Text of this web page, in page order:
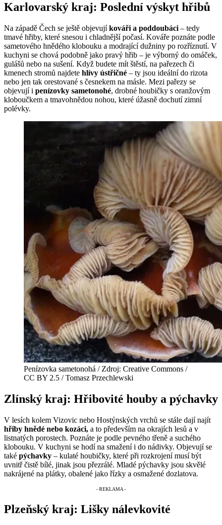
Karlovarský kraj: Poslední výskyt hřibů
Na západě Čech se ještě objevujíkováři a poddoubáci – tedy
tmavé hřiby, které snesou i chladnější počasí. Kováře poznáte podle
sametového hnědého klobouku a modrající dužniny po rozříznutí. V
kuchyni se chová podobně jako pravý hřib – je výborný do omáček,
gulášů nebo na sušení. Když budete mít štěstí, na pařezech či
kmenech stromů najdete hlívy ústřičné – ty jsou ideální do rizota
nebo jen tak orestované s česnekem na másle. Mezi pařezy se
objevují i penízovky sametonohé, drobné houbičky s oranžovým
kloboučkem a tmavohnědou nohou, které úžasně dochutí zimní
polévky.
Penízovka sametonohá / Zdroj: Creative Commons /
CC BY 2.5 / Tomasz Przechlewski
Zlínský kraj: Hřibovité houby a pýchavky
V lesích kolem Vizovic nebo Hostýnských vrchů se stále dají najít
hřiby hnědé nebo kozáci, a to především na okrajích lesů a v
listnatých porostech. Poznáte je podle pevného třeně a suchého
klobouku. V kuchyni se hodí na smažení i do nádivky. Objevují se
také pýchavky – kulaté houbičky, které při rozkrojení musí být
uvnitř čistě bílé, jinak jsou přezrálé. Mladé pýchavky jsou skvělé
nakrájené na plátky, obalené jako řízky a osmažené dozlatova.
Plzeňský kraj: Lišky nálevkovité